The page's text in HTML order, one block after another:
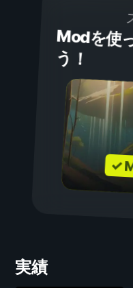
Modを使
う！
✓
実績